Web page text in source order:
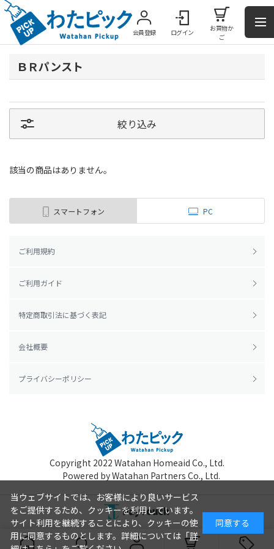
会員登録 ログイン
お買物か
ご
ＢＲパンスト
絞り込み
該当の商品はありません。
スマートフォン PC
ご利用規約
ご利用ガイド
特定商取引法に基づく表記
会社概要
プライバシーポリシー
Copyright 2022 Watahan Homeaid Co., Ltd.
Powered by Watahan Partners Co., Ltd.
当ウェブサイトでは、お客様により良いサービス
をご提供するため、クッキーを利用しています。
サイト利用を継続することにより、クッキーの使
用に同意するものとします。詳細については「詳
同意する